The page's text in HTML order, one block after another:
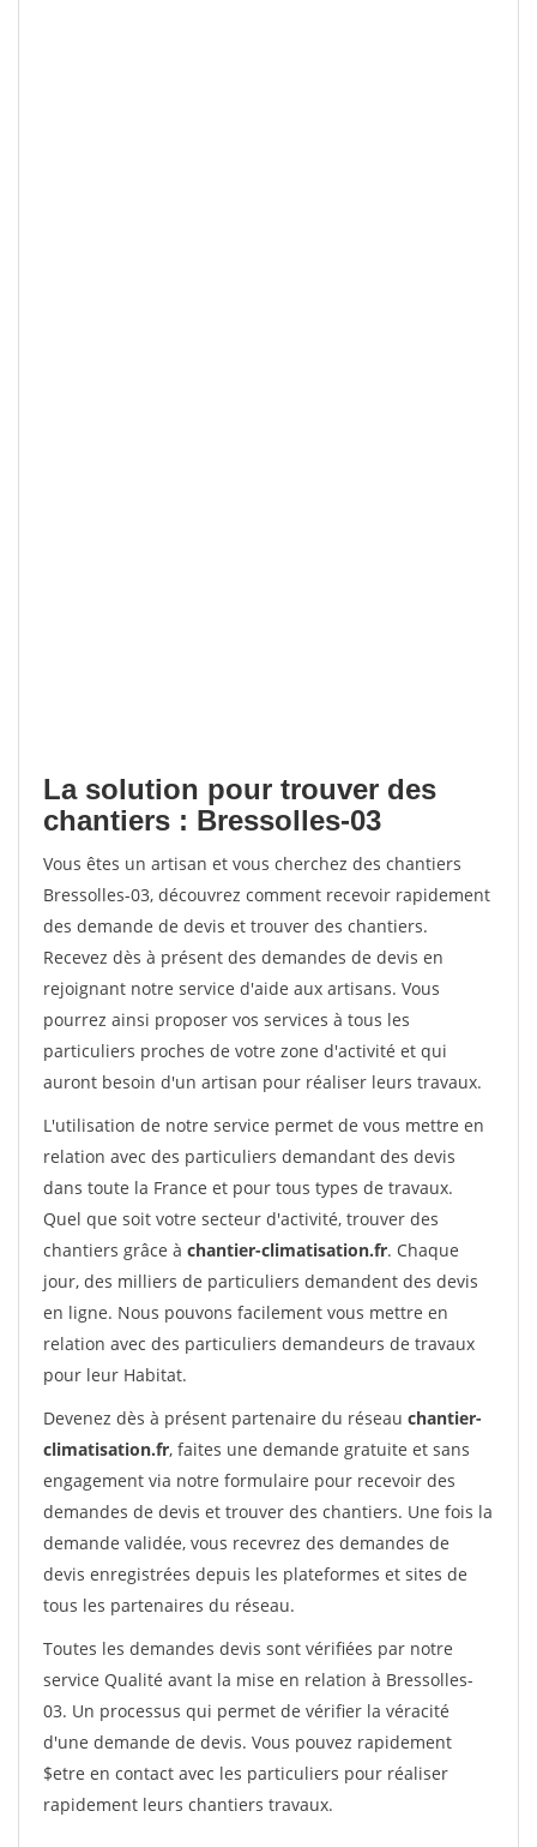
La solution pour trouver des
chantiers : Bressolles-03
Vous êtes un artisan et vous cherchez des chantiers
Bressolles-03, découvrez comment recevoir rapidement
des demande de devis et trouver des chantiers.
Recevez dès à présent des demandes de devis en
rejoignant notre service d'aide aux artisans. Vous
pourrez ainsi proposer vos services à tous les
particuliers proches de votre zone d'activité et qui
auront besoin d'un artisan pour réaliser leurs travaux.
L'utilisation de notre service permet de vous mettre en
relation avec des particuliers demandant des devis
dans toute la France et pour tous types de travaux.
Quel que soit votre secteur d'activité, trouver des
chantiers grâce à chantier-climatisation.fr. Chaque
jour, des milliers de particuliers demandent des devis
en ligne. Nous pouvons facilement vous mettre en
relation avec des particuliers demandeurs de travaux
pour leur Habitat.
Devenez dès à présent partenaire du réseau chantier-
climatisation.fr, faites une demande gratuite et sans
engagement via notre formulaire pour recevoir des
demandes de devis et trouver des chantiers. Une fois la
demande validée, vous recevrez des demandes de
devis enregistrées depuis les plateformes et sites de
tous les partenaires du réseau.
Toutes les demandes devis sont vérifiées par notre
service Qualité avant la mise en relation à Bressolles-
03. Un processus qui permet de vérifier la véracité
d'une demande de devis. Vous pouvez rapidement
$etre en contact avec les particuliers pour réaliser
rapidement leurs chantiers travaux.